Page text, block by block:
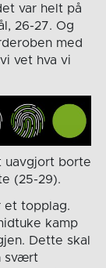
var helt på
26-27. Og
med
vet hva vi
uavgjort borte
(25-29).
et topplag.
kamp
Dette skal
svært